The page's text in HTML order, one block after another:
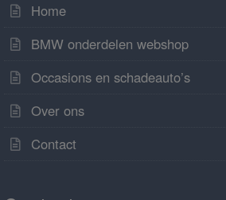
Home
BMW onderdelen webshop
Occasions en schadeauto’s
Over ons
Contact